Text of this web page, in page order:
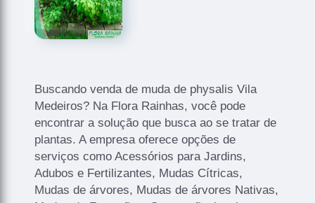
Buscando venda de muda de physalis Vila
Medeiros? Na Flora Rainhas, você pode
encontrar a solução que busca ao se tratar de
plantas. A empresa oferece opções de
serviços como Acessórios para Jardins,
Adubos e Fertilizantes, Mudas Cítricas,
Mudas de árvores, Mudas de árvores Nativas,